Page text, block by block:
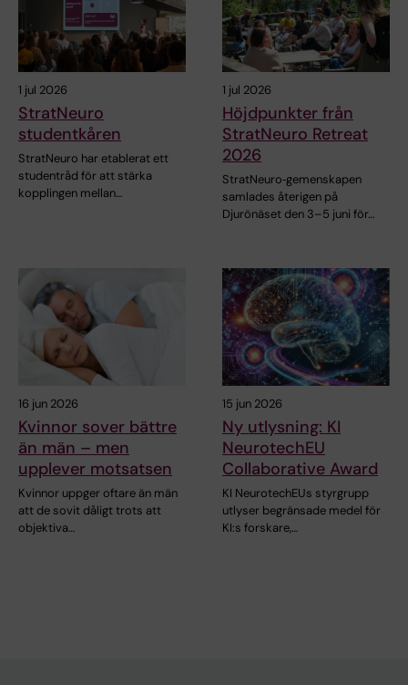
1 jul 2026
StratNeuro
studentkåren
StratNeuro har etablerat ett
studentråd för att stärka
kopplingen mellan…
1 jul 2026
Höjdpunkter från
StratNeuro Retreat
2026
StratNeuro‑gemenskapen
samlades återigen på
Djurönäset den 3–5 juni för…
16 jun 2026
Kvinnor sover bättre
än män – men
upplever motsatsen
Kvinnor uppger oftare än män
att de sovit dåligt trots att
objektiva…
15 jun 2026
Ny utlysning: KI
NeurotechEU
Collaborative Award
KI NeurotechEUs styrgrupp
utlyser begränsade medel för
KI:s forskare,…